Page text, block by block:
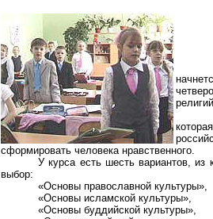
сформировать человека нравственного.
У курса есть шесть вариантов,
выбор:
«Основы православной культуры»,
«Основы исламской культуры»,
«Основы буддийской культуры»,